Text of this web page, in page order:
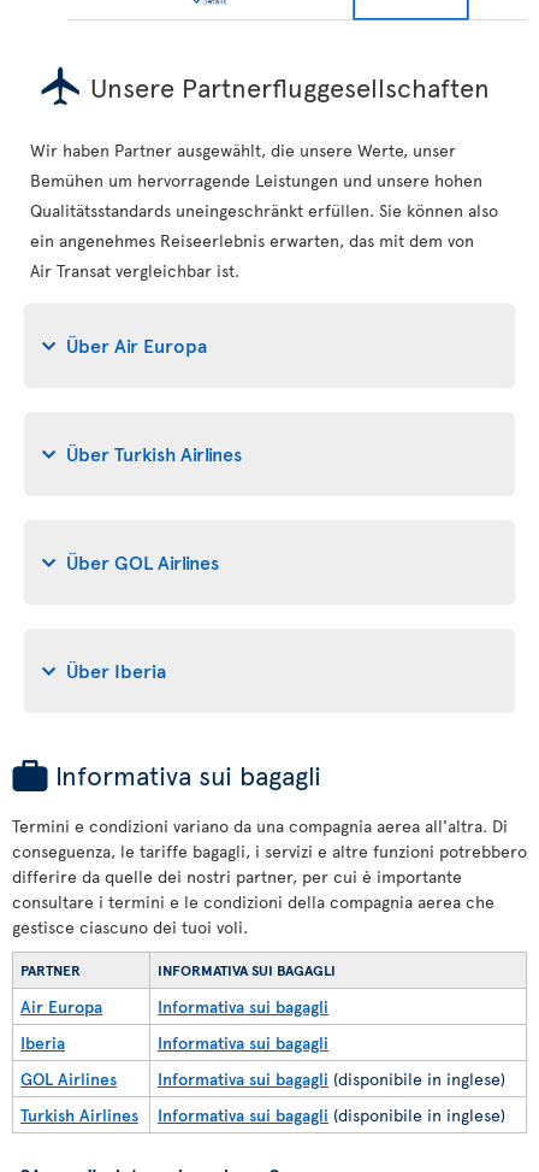
Unsere Partnerfluggesellschaften
Wir haben Partner ausgewählt, die unsere Werte, unser
Bemühen um hervorragende Leistungen und unsere hohen
Qualitätsstandards uneingeschränkt erfüllen. Sie können also
ein angenehmes Reiseerlebnis erwarten, das mit dem von
Air Transat vergleichbar ist.
Über Air Europa
Über Turkish Airlines
Über GOL Airlines
Über Iberia
Informativa sui bagagli
Termini e condizioni variano da una compagnia aerea all'altra. Di
conseguenza, le tariffe bagagli, i servizi e altre funzioni potrebbero
differire da quelle dei nostri partner, per cui è importante
consultare i termini e le condizioni della compagnia aerea che
gestisce ciascuno dei tuoi voli.
PARTNER INFORMATIVA SUI BAGAGLI
Air Europa
Informativa sui bagagli
Iberia
Informativa sui bagagli
GOL Airlines
Informativa sui bagagli (disponibile in inglese)
Turkish Airlines
Informativa sui bagagli (disponibile in inglese)